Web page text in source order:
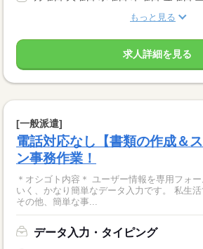
もっと見る
求人詳細を見る
[一般派遣]
電話対応なし【書類の作成＆
ン事務作業！
＊オシゴト内容＊ ユーザー情報を専用フォームに そのまま入力して
いく、かなり簡単なデータ入力です。 私生
その他、簡単な事...
データ入力・タイピング